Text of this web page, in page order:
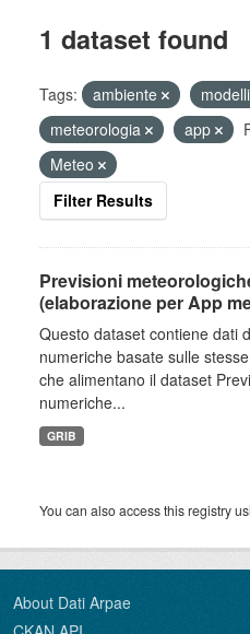
1 dataset found
Tags: ambiente
meteorologia
app
Meteo
Filter Results
Previsioni
(elaborazione per App
Questo dataset contiene dati
numeriche basate sulle
che alimentano il dataset
numeriche...
GRIB
You can also access this registry
About Dati Arpae